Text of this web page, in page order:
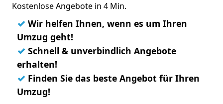
Kostenlose Angebote in 4 Min.
✓ Wir helfen Ihnen, wenn es um Ihren
Umzug geht!
✓ Schnell & unverbindlich Angebote
erhalten!
✓ Finden Sie das beste Angebot für Ihren
Umzug!